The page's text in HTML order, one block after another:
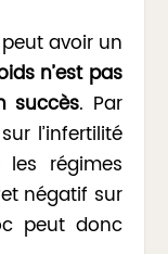
avoir un
n’est pas
succès. Par
l’infertilité
régimes
négatif sur
peut donc